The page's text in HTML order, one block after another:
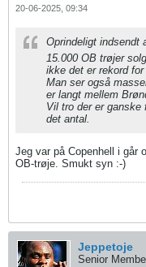
20-06-2025, 09:34
Oprindeligt indsendt
15.000 OB trøjer
ikke det er rekord
Man ser også
er langt mellem
Vil tro der er ganske
det antal.
Jeg var på Copenhell i går
OB-trøje. Smukt syn :-)
Jeppetoje
Senior